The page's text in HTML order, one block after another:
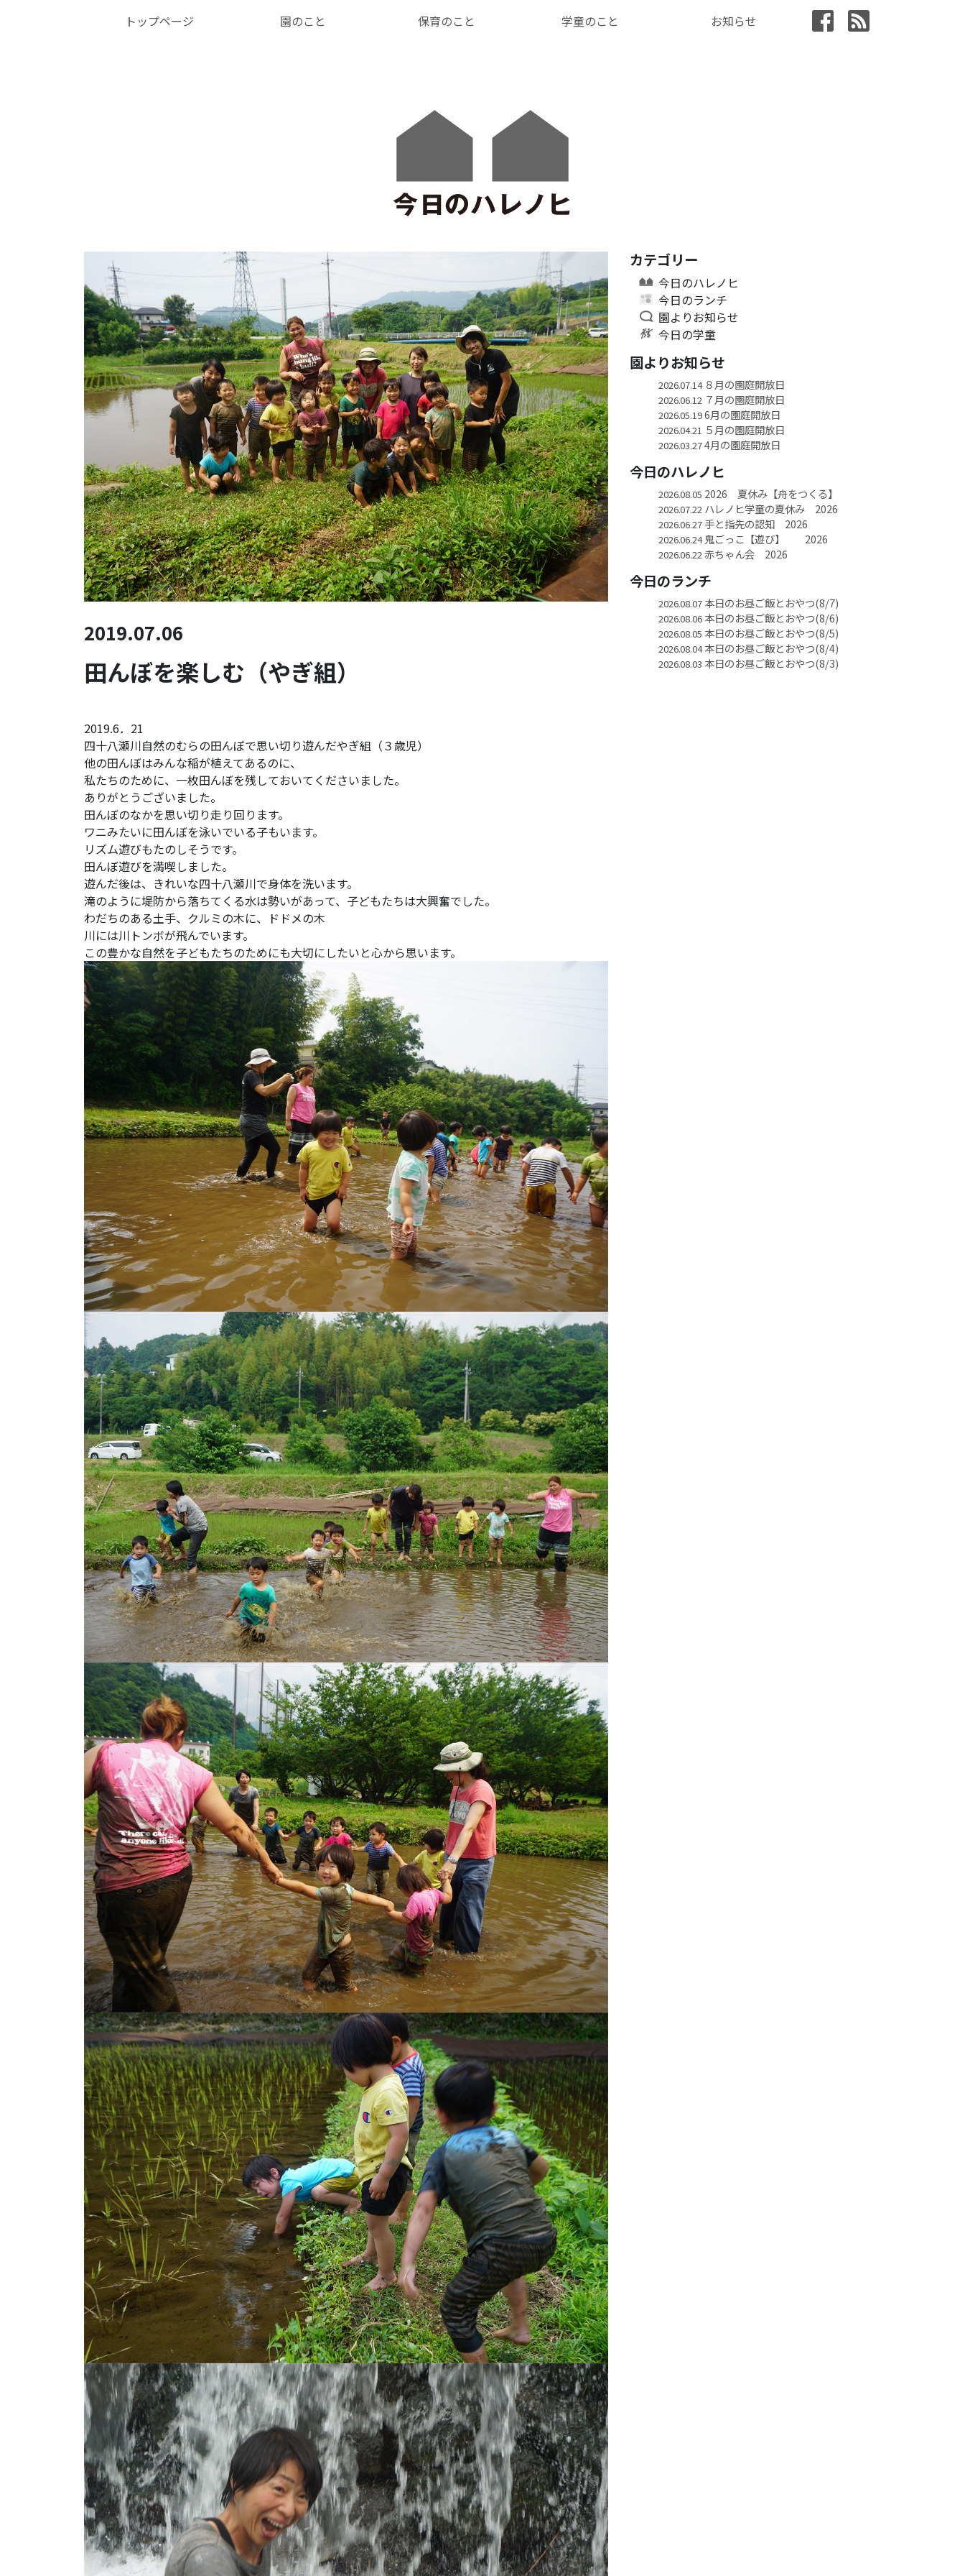
トップページ 園のこと 保育のこと 学童のこと お知らせ
2019.07.06
田んぼを楽しむ（やぎ組）
2019.6．21
四十八瀬川自然のむらの田んぼで思い切り遊んだやぎ組（３歳児）
他の田んぼはみんな稲が植えてあるのに、
私たちのために、一枚田んぼを残しておいてくださいました。
ありがとうございました。
田んぼのなかを思い切り走り回ります。
ワニみたいに田んぼを泳いでいる子もいます。
リズム遊びもたのしそうです。
田んぼ遊びを満喫しました。
遊んだ後は、きれいな四十八瀬川で身体を洗います。
滝のように堤防から落ちてくる水は勢いがあって、子どもたちは大興奮でした。
わだちのある土手、クルミの木に、ドドメの木
川には川トンボが飛んでいます。
この豊かな自然を子どもたちのためにも大切にしたいと心から思います。
カテゴリー
今日のハレノヒ
今日のランチ
園よりお知らせ
今日の学童
園よりお知らせ
2026.07.14８月の園庭開放日
2026.06.12 ７月の園庭開放日
2026.05.196月の園庭開放日
2026.04.21 ５月の園庭開放日
2026.03.274月の園庭開放日
今日のハレノヒ
2026.08.05 2026 夏休み【舟をつくる】
2026.07.22 ハレノヒ学童の夏休み 2026
2026.06.27手と指先の認知 2026
2026.06.24鬼ごっこ【遊び】 2026
2026.06.22 赤ちゃん会 2026
今日のランチ
2026.08.07本日のお昼ご飯とおやつ(8/7)
2026.08.06本日のお昼ご飯とおやつ(8/6)
2026.08.05 本日のお昼ご飯とおやつ(8/5)
2026.08.04本日のお昼ご飯とおやつ(8/4)
2026.08.03 本日のお昼ご飯とおやつ(8/3)